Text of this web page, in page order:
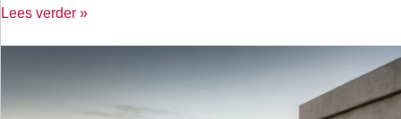
Lees verder »